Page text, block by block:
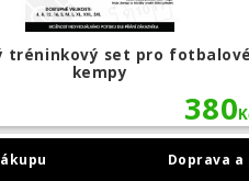
tréninkový set pro fotbalové
kempy
380
Doprava